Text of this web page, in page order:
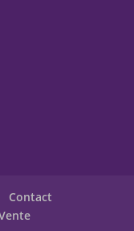
Contact